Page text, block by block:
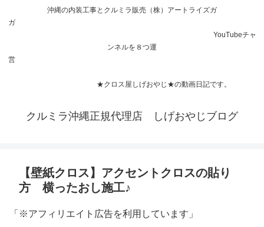
沖縄の内装工事とクルミラ販売（株）アートライズガ
ガ
YouTubeチャ
ンネルを８つ運
営
★クロス屋しげおやじ★の動画日記です。
クルミラ沖縄正規代理店 しげおやじブログ
【壁紙クロス】アクセントクロスの貼り
方 横ったおし施工♪
「※アフィリエイト広告を利用しています」